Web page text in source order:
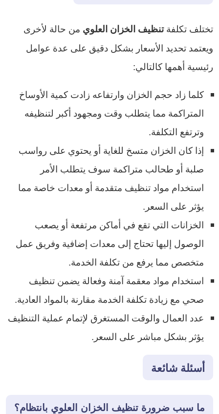
تختلف تكلفةتنظيف الخزان العلوي من حالة لأخرى
ويعتمد تحديد الأسعار بشكل دقيق على عدة عوامل
رئيسية أهمها كالتالي:
كلما زاد حجم الخزان وارتفاعه زادت كمية الأوساخ
المتراكمة مما يتطلب وقت ومجهود أكبر لتنظيفه
وترتفع التكلفة.
إذا كان الخزان متسخ للغاية أو يحتوي على رواسب
صلبة أو طحالب متراكمة سوف يتطلب الأمر
استخدام مواد تنظيف متقدمة أو معدات خاصة مما
يؤثر على السعر.
الخزانات التي تقع في أماكن مرتفعة أو يصعب
الوصول إليها تحتاج إلى معدات إضافية وفريق عمل
متخصص مما يرفع من تكلفة الخدمة.
استخدام مواد معقمة آمنة وفعالة يضمن تنظيف
صحي مع زيادة تكلفة الخدمة مقارنة بالمواد العادية.
عدد العمال والوقت المستغرق لإتمام عملية التنظيف
يؤثر بشكل مباشر على السعر.
أسئلة شائعة
ما سبب ضرورة تنظيف الخزان العلوي بانتظام؟